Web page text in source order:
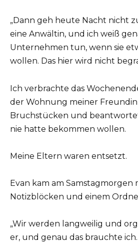
„Dann geh heute Nacht nicht
eine Anwältin, und ich weiß
Unternehmen tun, wenn sie
wollen. Das hier wird nicht
Ich verbrachte das
der Wohnung meiner Freundin
Bruchstücken und
nie hatte bekommen wollen.
Meine Eltern waren entsetzt.
Evan kam am Samstagmorgen
Notizblöcken und einem
„Wir werden langweilig und
er, und genau das brauchte ich.